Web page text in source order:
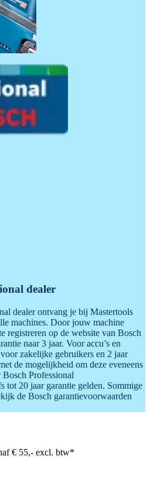
dealer
dealer ontvang je bij Mastertools
machines. Door jouw machine
registreren op de website van Bosch
naar 3 jaar. Voor accu’s en
zakelijke gebruikers en 2 jaar
de mogelijkheid om deze eveneens
Professional
tot 20 jaar garantie gelden. Sommige
de Bosch garantievoorwaarden
€ 55,- excl. btw*